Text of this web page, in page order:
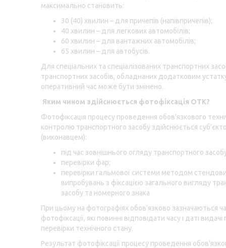
максимально становить:
30 (40) хвилин – для причепів (напівпричепів);
40 хвилин – для легкових автомобілів;
60 хвилин – для вантажних автомобілів;
65 хвилин – для автобусів.
Для спеціальних та спеціалізованих транспортних
транспортних засобів, обладнаних додатковим
оперативний час може бути змінено.
Яким чином здійснюється фотофіксація ОТК?
Фотофіксація процесу проведення обов’язкового
контролю транспортного засобу здійснюється
(виконавцем):
під час зовнішнього огляду транспортного
перевірки фар;
перевірки гальмової системи методом
випробувань з фіксацією загального вигляду
засобу та номерного знака
При цьому на фотографіях обов’язково зазначаються
фотофіксації, які повинні відповідати часу і даті
перевірки технічного стану.
Результат фотофіксації процесу проведення